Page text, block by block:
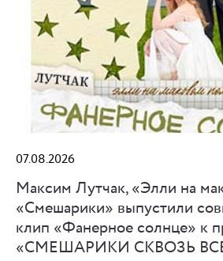
07.08.2026
Максим Лутчак, «Элли на
«Смешарики» выпустили
клип «Фанерное солнце» к
«СМЕШАРИКИ СКВОЗЬ